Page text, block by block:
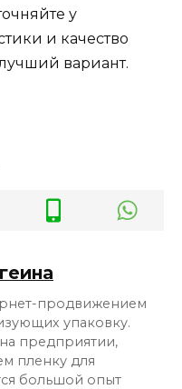
у
и качество
вариант.
продвижением
упаковку.
предприятии,
пленку для
большой опыт